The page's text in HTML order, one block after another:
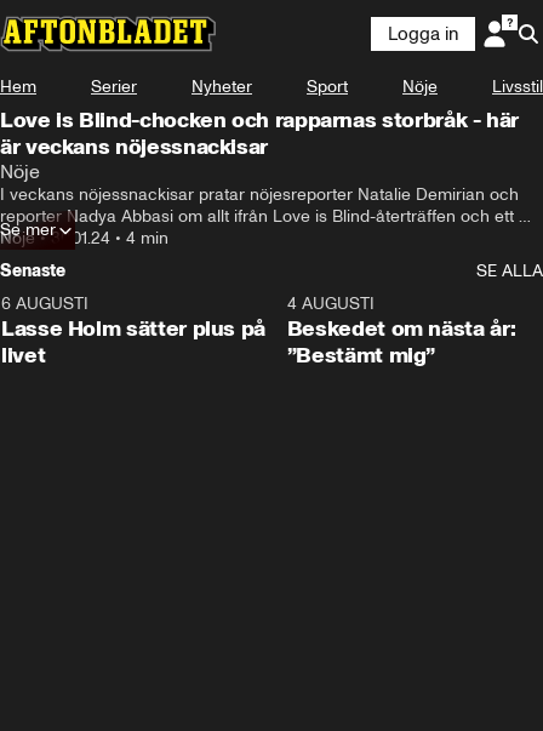
Logga in
Hem Serier Nyheter Sport Nöje Livsstil
Love is Blind-chocken och rapparnas storbråk - här
är veckans nöjessnackisar
Nöje
I veckans nöjessnackisar pratar nöjesreporter Natalie Demirian och
reporter Nadya Abbasi om allt ifrån Love is Blind-återträffen och ett
storbråk mellan två världsartister.
Nöje•30.01.24 • 4 min
Se mer
Senaste
SE ALLA
6 AUGUSTI
Lasse Holm sätter plus på
livet
4 AUGUSTI
Beskedet om nästa år:
”Bestämt mig”